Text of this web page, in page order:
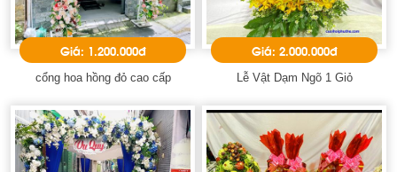
Giá: 1.200.000đ
cổng hoa hồng đỏ cao cấp
Giá: 2.000.000đ
Lễ Vật Dạm Ngõ 1 Giỏ